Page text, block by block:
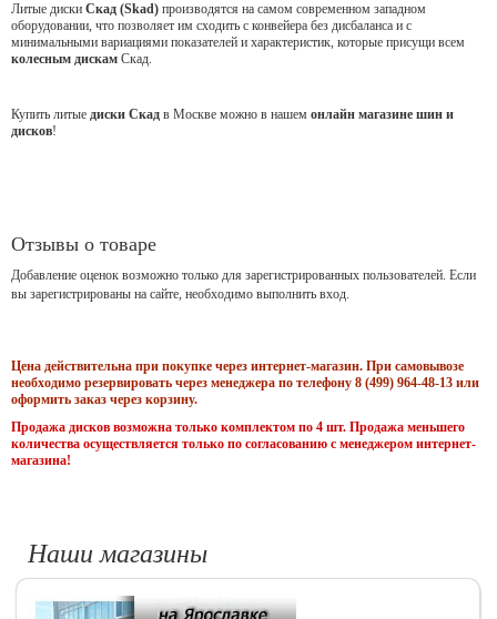
Литые диски Скад (Skad) производятся на самом современном западном
оборудовании, что позволяет им сходить с конвейера без дисбаланса и с
минимальными вариациями показателей и характеристик, которые присущи всем
колесным дискам Скад.
Купить литые диски Скад в Москве можно в нашем онлайн магазине шин и
дисков!
Отзывы о товаре
Добавление оценок возможно только для зарегистрированных пользователей. Если
вы зарегистрированы на сайте, необходимо выполнить вход.
Цена действительна при покупке через интернет-магазин. При самовывозе
необходимо резервировать через менеджера по телефону 8 (499) 964-48-13 или
оформить заказ через корзину.
Продажа дисков возможна только комплектом по 4 шт. Продажа меньшего
количества осуществляется только по согласованию с менеджером интернет-
магазина!
Наши магазины